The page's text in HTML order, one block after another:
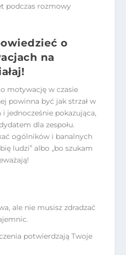
podczas rozmowy
o
na
motywację w czasie
powinna być jak strzał w
jednocześnie pokazująca,
dla zespołu.
ogólników i banalnych
ludzi” albo „bo szukam
ale nie musisz zdradzać
potwierdzają Twoje